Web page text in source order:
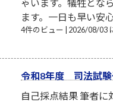
ゃいます。犠牲とな
ます。一日も早い安
4件のビュー 2026/08/03
令和8年度 司法試験
自己採点結果 筆者